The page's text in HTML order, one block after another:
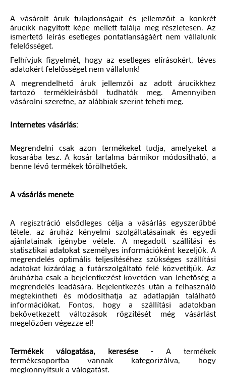
A vásárolt áruk tulajdonságait és jellemzőit a konkrét
árucikk nagyított képe mellett találja meg részletesen. Az
ismertető leírás esetleges pontatlanságáért nem vállalunk
felelősséget.
Felhívjuk figyelmét, hogy az esetleges elírásokért, téves
adatokért felelősséget nem vállalunk!
A megrendelhető áruk jellemzői az adott árucikkhez
tartozó termékleírásból tudhatók meg. Amennyiben
vásárolni szeretne, az alábbiak szerint teheti meg.
Internetes vásárlás:
Megrendelni csak azon termékeket tudja, amelyeket a
kosarába tesz. A kosár tartalma bármikor módosítható, a
benne lévő termékek törölhetőek.
A vásárlás menete
A regisztráció elsődleges célja a vásárlás egyszerűbbé
tétele, az áruház kényelmi szolgáltatásainak és egyedi
ajánlatainak igénybe vétele. A megadott szállítási és
statisztikai adatokat személyes információként kezeljük. A
megrendelés optimális teljesítéséhez szükséges szállítási
adatokat kizárólag a futárszolgáltató felé közvetítjük. Az
áruházba csak a bejelentkezést követően van lehetőség a
megrendelés leadására. Bejelentkezés után a felhasználó
megtekintheti és módosíthatja az adatlapján található
információkat. Fontos, hogy a szállítási adatokban
bekövetkezett változások rögzítését még vásárlást
megelőzően végezze el!
Termékek válogatása, keresése -A termékek
termékcsoportba vannak kategorizálva, hogy
megkönnyítsük a válogatást.